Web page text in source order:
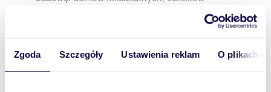
Zgoda Szczegóły Ustawienia reklam O plikach
przeznaczeniem na sprzedaż lub wynajem.
inwestycyjny od fazy projektowania do
zakończenia budowy aż po jej sprzedaż bądź